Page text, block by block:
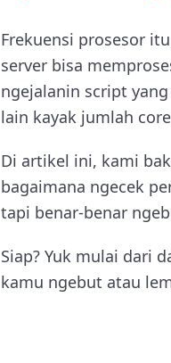
Frekuensi prosesor
server bisa
ngejalanin script
lain kayak jumlah
Di artikel ini, kami
bagaimana ngecek
tapi benar-benar
Siap? Yuk mulai dari
kamu ngebut atau